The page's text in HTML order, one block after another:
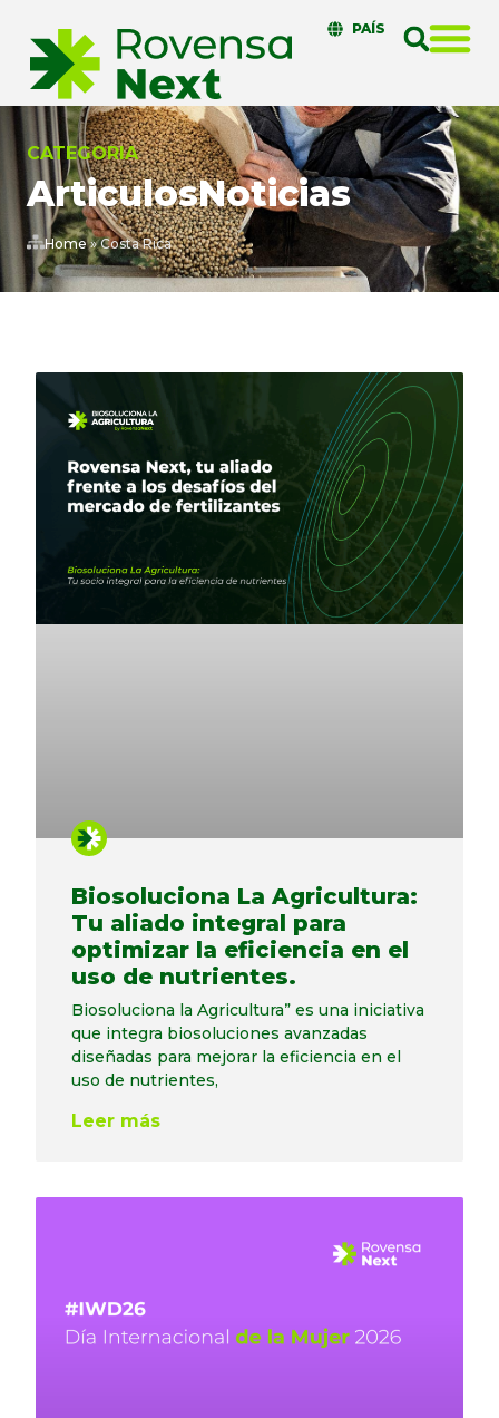
PAÍS
CATEGORIA
ArticulosNoticias
Home»Costa Rica
Biosoluciona La Agricultura:
Tu aliado integral para
optimizar la eficiencia en el
uso de nutrientes.
Biosoluciona la Agricultura” es una iniciativa
que integra biosoluciones avanzadas
diseñadas para mejorar la eficiencia en el
uso de nutrientes,
Leer más